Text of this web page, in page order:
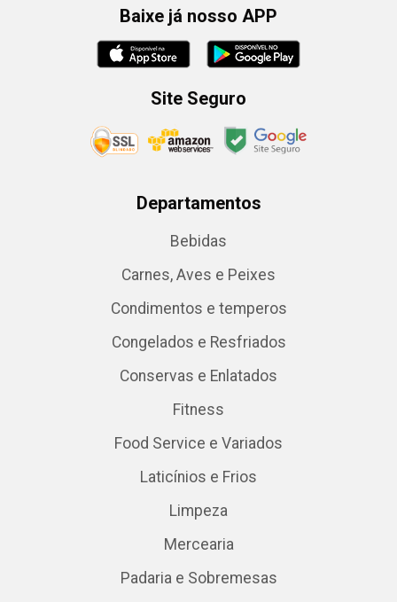
Baixe já nosso APP
Site Seguro
Departamentos
Bebidas
Carnes, Aves e Peixes
Condimentos e temperos
Congelados e Resfriados
Conservas e Enlatados
Fitness
Food Service e Variados
Laticínios e Frios
Limpeza
Mercearia
Padaria e Sobremesas